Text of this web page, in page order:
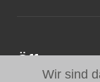
Wir sind